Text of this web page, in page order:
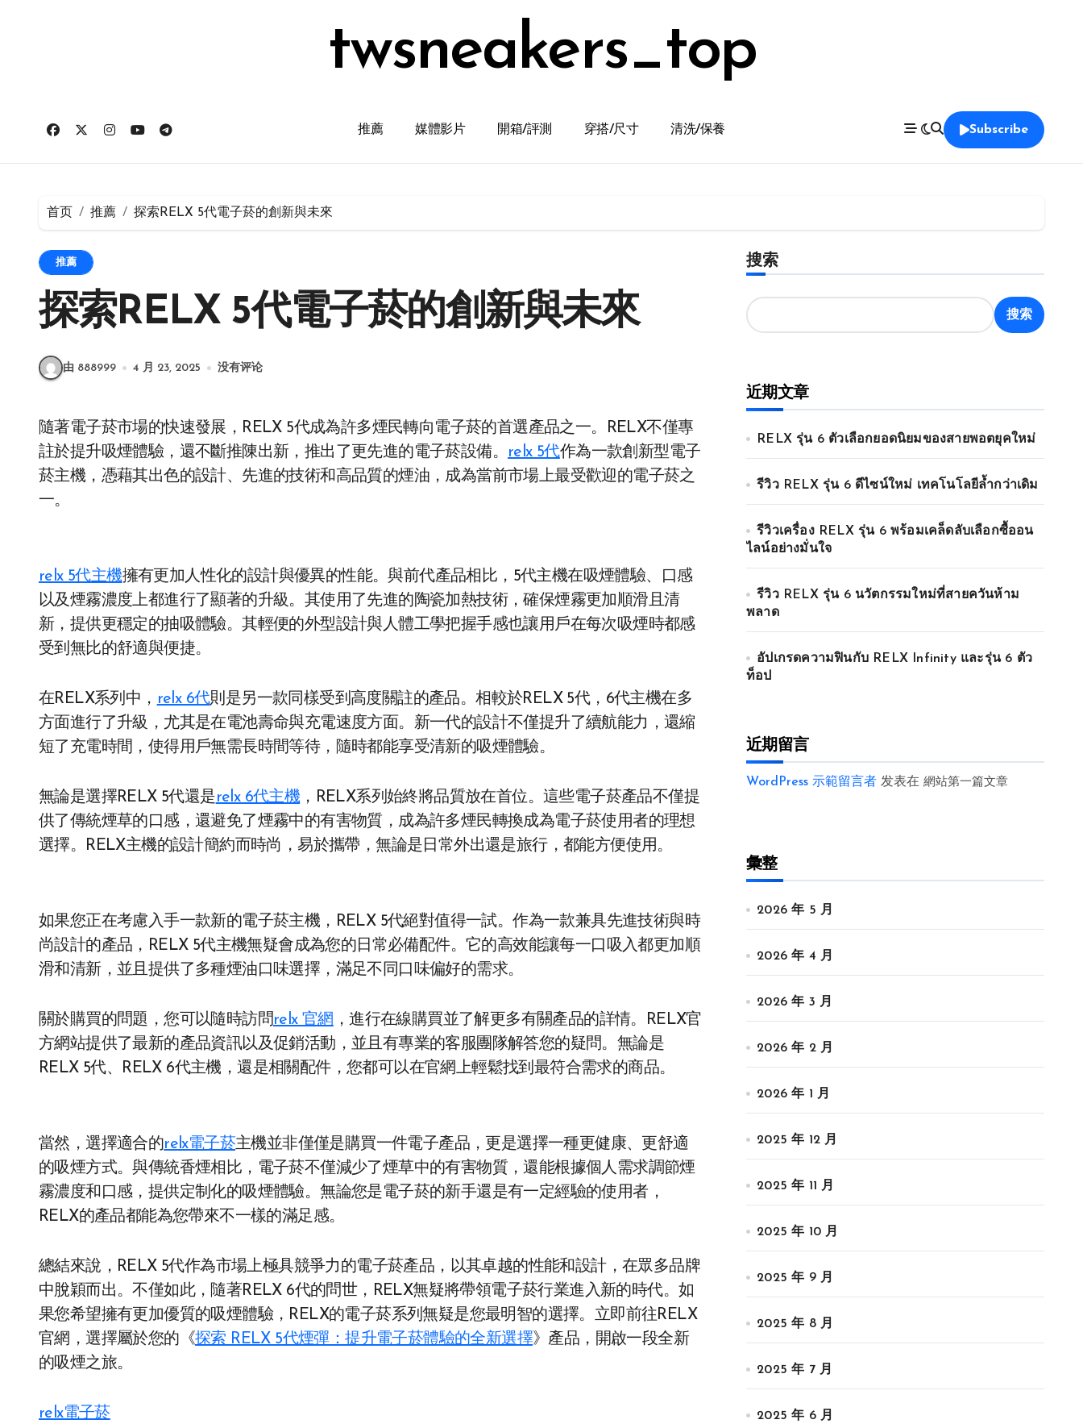
twsneakers_top
推薦 媒體影片 開箱/評測 穿搭/尺寸 清洗/保養 Subscribe
首页 推薦 探索RELX 5代電子菸的創新與未來
推薦
探索RELX 5代電子菸的創新與未來
由 888999 4 月 23, 2025 没有评论
隨著電子菸市場的快速發展，RELX 5代成為許多煙民轉向電子菸的首選產品之一。RELX不僅專
註於提升吸煙體驗，還不斷推陳出新，推出了更先進的電子菸設備。 relx 5代作為一款創新型電子
菸主機，憑藉其出色的設計、先進的技術和高品質的煙油，成為當前市場上最受歡迎的電子菸之
一。
relx 5代主機擁有更加人性化的設計與優異的性能。與前代產品相比，5代主機在吸煙體驗、口感
以及煙霧濃度上都進行了顯著的升級。其使用了先進的陶瓷加熱技術，確保煙霧更加順滑且清
新，提供更穩定的抽吸體驗。其輕便的外型設計與人體工學把握手感也讓用戶在每次吸煙時都感
受到無比的舒適與便捷。
在RELX系列中， relx 6代則是另一款同樣受到高度關註的產品。相較於RELX 5代，6代主機在多
方面進行了升級，尤其是在電池壽命與充電速度方面。新一代的設計不僅提升了續航能力，還縮
短了充電時間，使得用戶無需長時間等待，隨時都能享受清新的吸煙體驗。
無論是選擇RELX 5代還是relx 6代主機 ，RELX系列始終將品質放在首位。這些電子菸產品不僅提
供了傳統煙草的口感，還避免了煙霧中的有害物質，成為許多煙民轉換成為電子菸使用者的理想
選擇。RELX主機的設計簡約而時尚，易於攜帶，無論是日常外出還是旅行，都能方便使用。
如果您正在考慮入手一款新的電子菸主機，RELX 5代絕對值得一試。作為一款兼具先進技術與時
尚設計的產品，RELX 5代主機無疑會成為您的日常必備配件。它的高效能讓每一口吸入都更加順
滑和清新，並且提供了多種煙油口味選擇，滿足不同口味偏好的需求。
關於購買的問題，您可以隨時訪問relx 官網 ，進行在線購買並了解更多有關產品的詳情。RELX官
方網站提供了最新的產品資訊以及促銷活動，並且有專業的客服團隊解答您的疑問。無論是
RELX 5代、RELX 6代主機，還是相關配件，您都可以在官網上輕鬆找到最符合需求的商品。
當然，選擇適合的 relx電子菸主機並非僅僅是購買一件電子產品，更是選擇一種更健康、更舒適
的吸煙方式。與傳統香煙相比，電子菸不僅減少了煙草中的有害物質，還能根據個人需求調節煙
霧濃度和口感，提供定制化的吸煙體驗。無論您是電子菸的新手還是有一定經驗的使用者，
RELX的產品都能為您帶來不一樣的滿足感。
總結來說，RELX 5代作為市場上極具競爭力的電子菸產品，以其卓越的性能和設計，在眾多品牌
中脫穎而出。不僅如此，隨著RELX 6代的問世，RELX無疑將帶領電子菸行業進入新的時代。如
果您希望擁有更加優質的吸煙體驗，RELX的電子菸系列無疑是您最明智的選擇。立即前往RELX
官網，選擇屬於您的《探索 RELX 5代煙彈：提升電子菸體驗的全新選擇》產品，開啟一段全新
的吸煙之旅。
relx電子菸
搜索
搜索
近期文章
RELX รุ่น 6 ตัวเลือกยอดนิยมของสายพอตยุคใหม่
รีวิว RELX รุ่น 6 ดีไซน์ใหม่ เทคโนโลยีล้ำกว่าเดิม
รีวิวเครื่อง RELX รุ่น 6 พร้อมเคล็ดลับเลือกซื้ออน
ไลน์อย่างมั่นใจ
รีวิว RELX รุ่น 6 นวัตกรรมใหม่ที่สายควันห้าม
พลาด
อัปเกรดความฟินกับ RELX Infinity และรุ่น 6 ตัว
ท็อป
近期留言
WordPress 示範留言者 发表在 網站第一篇文章
彙整
2026 年 5 月
2026 年 4 月
2026 年 3 月
2026 年 2 月
2026 年 1 月
2025 年 12 月
2025 年 11 月
2025 年 10 月
2025 年 9 月
2025 年 8 月
2025 年 7 月
2025 年 6 月